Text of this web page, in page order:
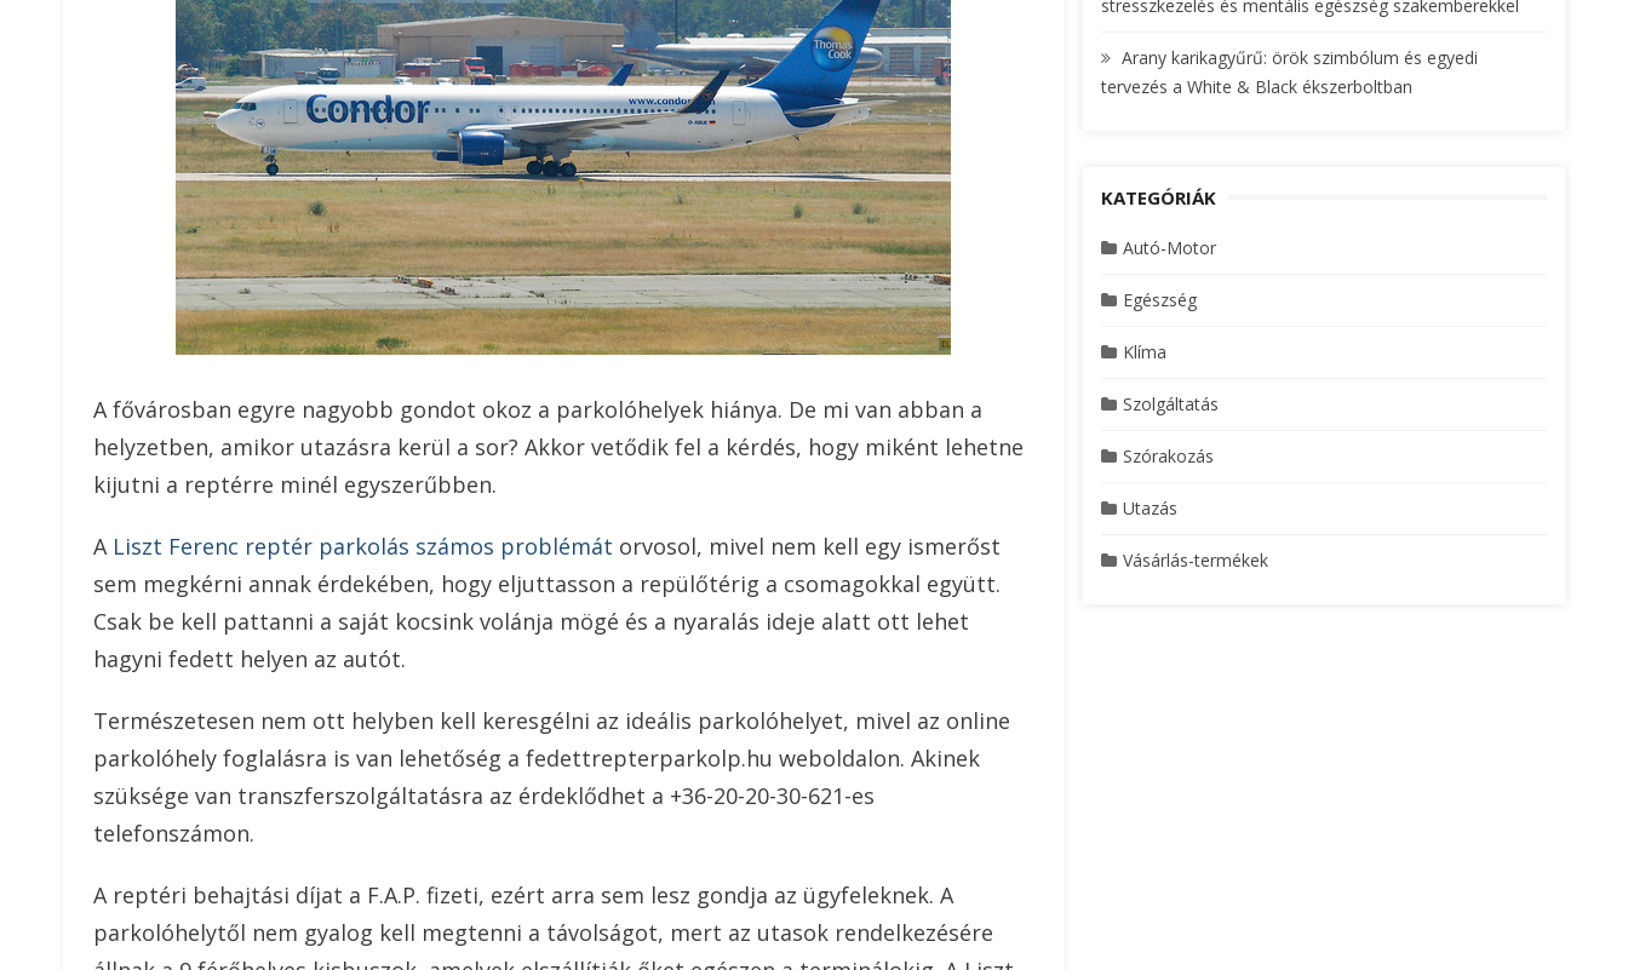
A fővárosban egyre nagyobb gondot okoz a parkolóhelyek hiánya. De mi van abban a
helyzetben, amikor utazásra kerül a sor? Akkor vetődik fel a kérdés, hogy miként lehetne
kijutni a reptérre minél egyszerűbben.
A Liszt Ferenc reptér parkolás számos problémát orvosol, mivel nem kell egy ismerőst
sem megkérni annak érdekében, hogy eljuttasson a repülőtérig a csomagokkal együtt.
Csak be kell pattanni a saját kocsink volánja mögé és a nyaralás ideje alatt ott lehet
hagyni fedett helyen az autót.
Természetesen nem ott helyben kell keresgélni az ideális parkolóhelyet, mivel az online
parkolóhely foglalásra is van lehetőség a fedettrepterparkolp.hu weboldalon. Akinek
szüksége van transzferszolgáltatásra az érdeklődhet a +36-20-20-30-621-es
telefonszámon.
A reptéri behajtási díjat a F.A.P. fizeti, ezért arra sem lesz gondja az ügyfeleknek. A
parkolóhelytől nem gyalog kell megtenni a távolságot, mert az utasok rendelkezésére
stresszkezelés és mentális egészség szakemberekkel
Arany karikagyűrű: örök szimbólum és egyedi
tervezés a White & Black ékszerboltban
KATEGÓRIÁK
Autó-Motor
Egészség
Klíma
Szolgáltatás
Szórakozás
Utazás
Vásárlás-termékek